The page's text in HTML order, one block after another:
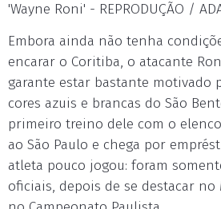
'Wayne Roni' - REPRODUÇÃO /
Embora ainda não tenha
encarar o Coritiba, o atacante
garante estar bastante motivado
cores azuis e brancas do São
primeiro treino dele com o
ao São Paulo e chega por
atleta pouco jogou: foram
oficiais, depois de se destacar no